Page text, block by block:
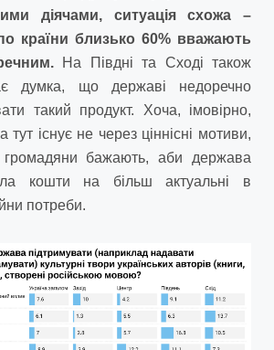
діячами, ситуація схожа –
країни близько 60% вважають
На Півдні та Сході також
думка, що державі недоречно
такий продукт. Хоча, імовірно,
тут існує не через ціннісні мотиви,
бажають, аби держава
кошти на більш актуальні в
потреби.